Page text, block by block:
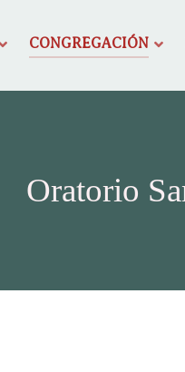
CONGREGACIÓN
Oratorio